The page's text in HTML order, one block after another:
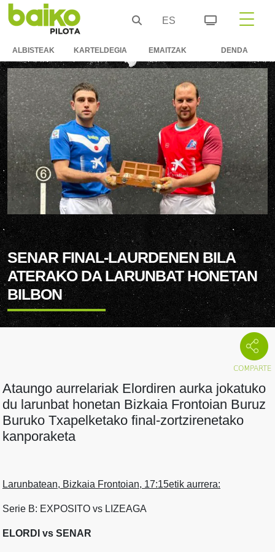
ES
ALBISTEAK KARTELDEGIA EMAITZAK DENDA
SENAR FINAL-LAURDENEN BILA
ATERAKO DA LARUNBAT HONETAN
BILBON
Ataungo aurrelariak Elordiren aurka jokatuko
du larunbat honetan Bizkaia Frontoian Buruz
Buruko Txapelketako final-zortzirenetako
kanporaketa
Larunbatean, Bizkaia Frontoian, 17:15etik aurrera:
Serie B: EXPOSITO vs LIZEAGA
ELORDI vs SENAR